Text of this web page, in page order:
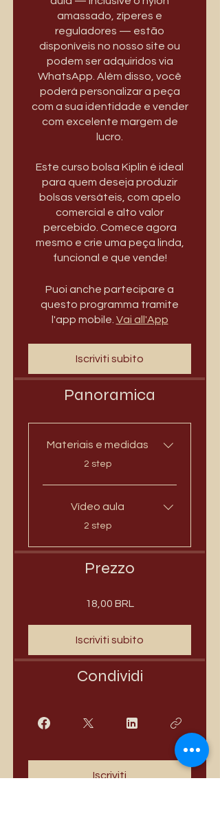
amassado, zíperes e
reguladores — estão
disponíveis no nosso site ou
podem ser adquiridos via
WhatsApp. Além disso, você
poderá personalizar a peça
com a sua identidade e vender
com excelente margem de
lucro.
Este curso bolsa Kiplin é ideal
para quem deseja produzir
bolsas versáteis, com apelo
comercial e alto valor
percebido. Comece agora
mesmo e crie uma peça linda,
funcional e que vende!
Puoi anche partecipare a
questo programma tramite
l'app mobile. Vai all'App
Iscriviti subito
Panoramica
Materiais e medidas
.
2 step
Vídeo aula
.
2 step
Prezzo
18,00 BRL
Iscriviti subito
Condividi
Iscriviti